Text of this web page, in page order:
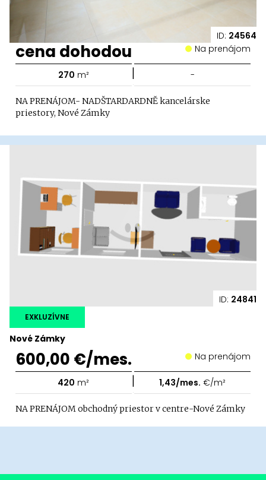
ID: 24564
cena dohodou Na prenájom
270 m² | -
NA PRENÁJOM- NADŠTARDARDNĚ kancelárske
priestory, Nové Zámky
ID: 24841
Nové Zámky
EXKLUZÍVNE
600,00 €/mes. Na prenájom
420 m² | 1,43/mes. €/m²
NA PRENÁJOM obchodný priestor v centre-Nové Zámky